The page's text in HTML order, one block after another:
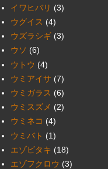
イワヒバリ (3)
ウグイス (4)
ウズラシギ (3)
ウソ (6)
ウトウ (4)
ウミアイサ (7)
ウミガラス (6)
ウミスズメ (2)
ウミネコ (4)
ウミバト (1)
エゾビタキ (18)
エゾフクロウ (3)